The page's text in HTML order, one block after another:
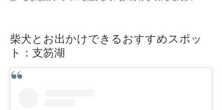
柴犬とお出かけできるおすすめスポッ
ト：支笏湖